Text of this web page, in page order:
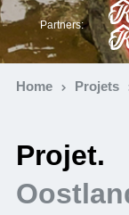
Partners:
Home Projets
Projet.